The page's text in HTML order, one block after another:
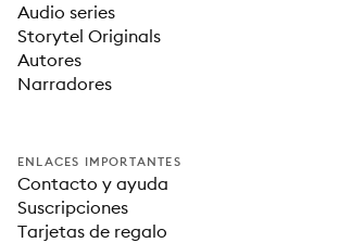
Audio series
Storytel Originals
Autores
Narradores
ENLACES IMPORTANTES
Contacto y ayuda
Suscripciones
Tarjetas de regalo